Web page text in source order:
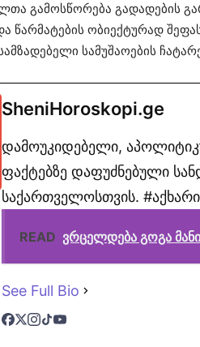
გამოსწორება გადადების
წარმატების ობიექტურად
სამუშაოების
SheniHoroskopi.ge
დამოუკიდებელი,
ფაქტებზე დაფუძნებული
საქართველოსთვის.
READ ვრცელდება გოგა
See Full Bio